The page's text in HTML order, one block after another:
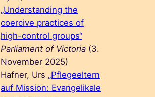
„Understanding the
coercive practices of
high-control groups“
Parliament of Victoria (3.
November 2025)
Hafner, Urs „Pflegeeltern
auf Mission: Evangelikale